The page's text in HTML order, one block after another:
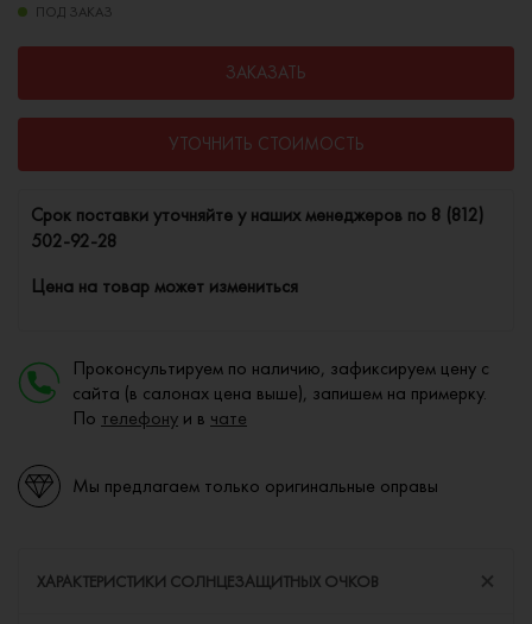
ПОД ЗАКАЗ
ЗАКАЗАТЬ
УТОЧНИТЬ СТОИМОСТЬ
Cрок поставки уточняйте у наших менеджеров по 8 (812)
502-92-28
Цена на товар может измениться
Проконсультируем по наличию, зафиксируем цену с
сайта (в салонах цена выше), запишем на примерку.
По телефону и в чате
Мы предлагаем только оригинальные оправы
ХАРАКТЕРИСТИКИ СОЛНЦЕЗАЩИТНЫХ ОЧКОВ